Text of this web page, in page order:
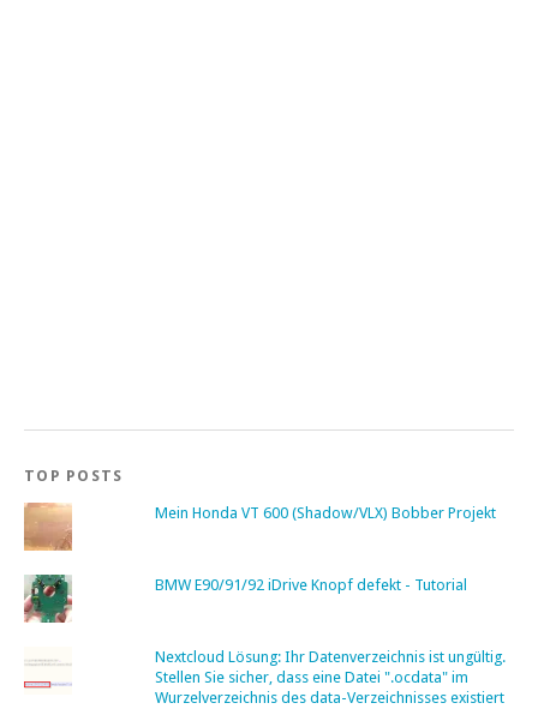
TOP POSTS
Mein Honda VT 600 (Shadow/VLX) Bobber Projekt
BMW E90/91/92 iDrive Knopf defekt - Tutorial
Nextcloud Lösung: Ihr Datenverzeichnis ist ungültig.
Stellen Sie sicher, dass eine Datei ".ocdata" im
Wurzelverzeichnis des data-Verzeichnisses existiert